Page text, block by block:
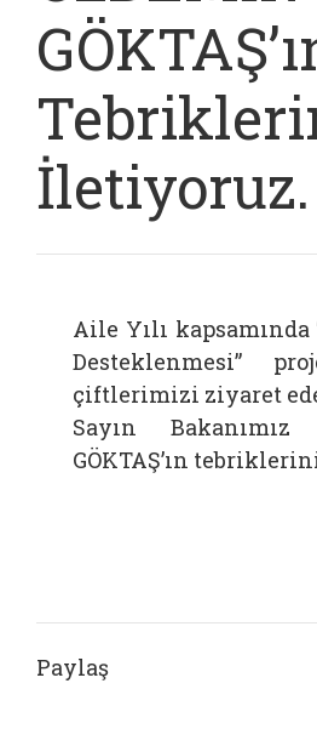
İletiyoruz.
Aile Yılı
Desteklenmesi”
çiftlerimizi ziyaret
Sayın
GÖKTAŞ’ın
Paylaş